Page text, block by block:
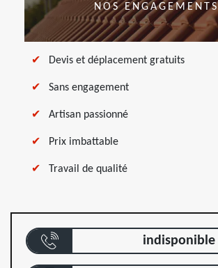
NOS ENGAGEMENTS
Devis et déplacement gratuits
Sans engagement
Artisan passionné
Prix imbattable
Travail de qualité
indisponible